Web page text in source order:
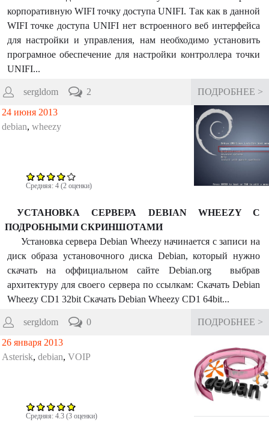
корпоративную WIFI точку доступа UNIFI. Так как в данной
WIFI точке доступа UNIFI нет встроенного веб интерфейса
для настройки и управления, нам необходимо установить
програмное обеспечение для настройки контроллера точки
UNIFI...
sergldom ПОДРОБНЕЕ >
2
24 июня 2013
debian, wheezy
Средняя: 4 (2 оценки)
УСТАНОВКА СЕРВЕРА DEBIAN WHEEZY C
ПОДРОБНЫМИ СКРИНШОТАМИ
Установка сервера Debian Wheezy начинается с записи на
диск образа установочного диска Debian, который нужно
скачать на оффициальном сайте Debian.org выбрав
архитектуру для своего сервера по ссылкам: Скачать Debian
Wheezy CD1 32bit Скачать Debian Wheezy CD1 64bit...
sergldom ПОДРОБНЕЕ >
0
26 января 2013
Asterisk, debian, VOIP
Средняя: 4.3 (3 оценки)